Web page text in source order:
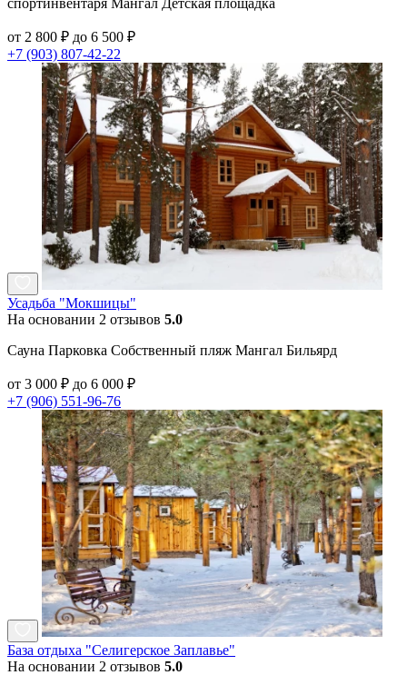
от 2 800 ₽ до 6 500 ₽
+7 (903) 807-42-22
Усадьба "Мокшицы"
На основании 2 отзывов 5.0
Сауна Парковка Собственный пляж Мангал Бильярд
от 3 000 ₽ до 6 000 ₽
+7 (906) 551-96-76
База отдыха "Селигерское Заплавье"
На основании 2 отзывов 5.0